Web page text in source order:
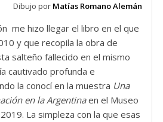
Dibujo por Matías Romano Alemán
me hizo llegar el libro en el que
y que recopila la obra de
salteño fallecido en el mismo
cautivado profunda e
la conocí en la muestra Una
en la Argentinaen el Museo
La simpleza con la que esas